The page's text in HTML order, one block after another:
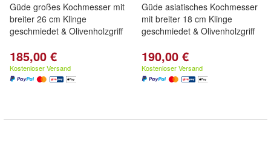
Güde großes Kochmesser mit
breiter 26 cm Klinge
geschmiedet & Olivenholzgriff
185,00 €
Kostenloser Versand
Güde asiatisches Kochmesser
mit breiter 18 cm Klinge
geschmiedet & Olivenholzgriff
190,00 €
Kostenloser Versand